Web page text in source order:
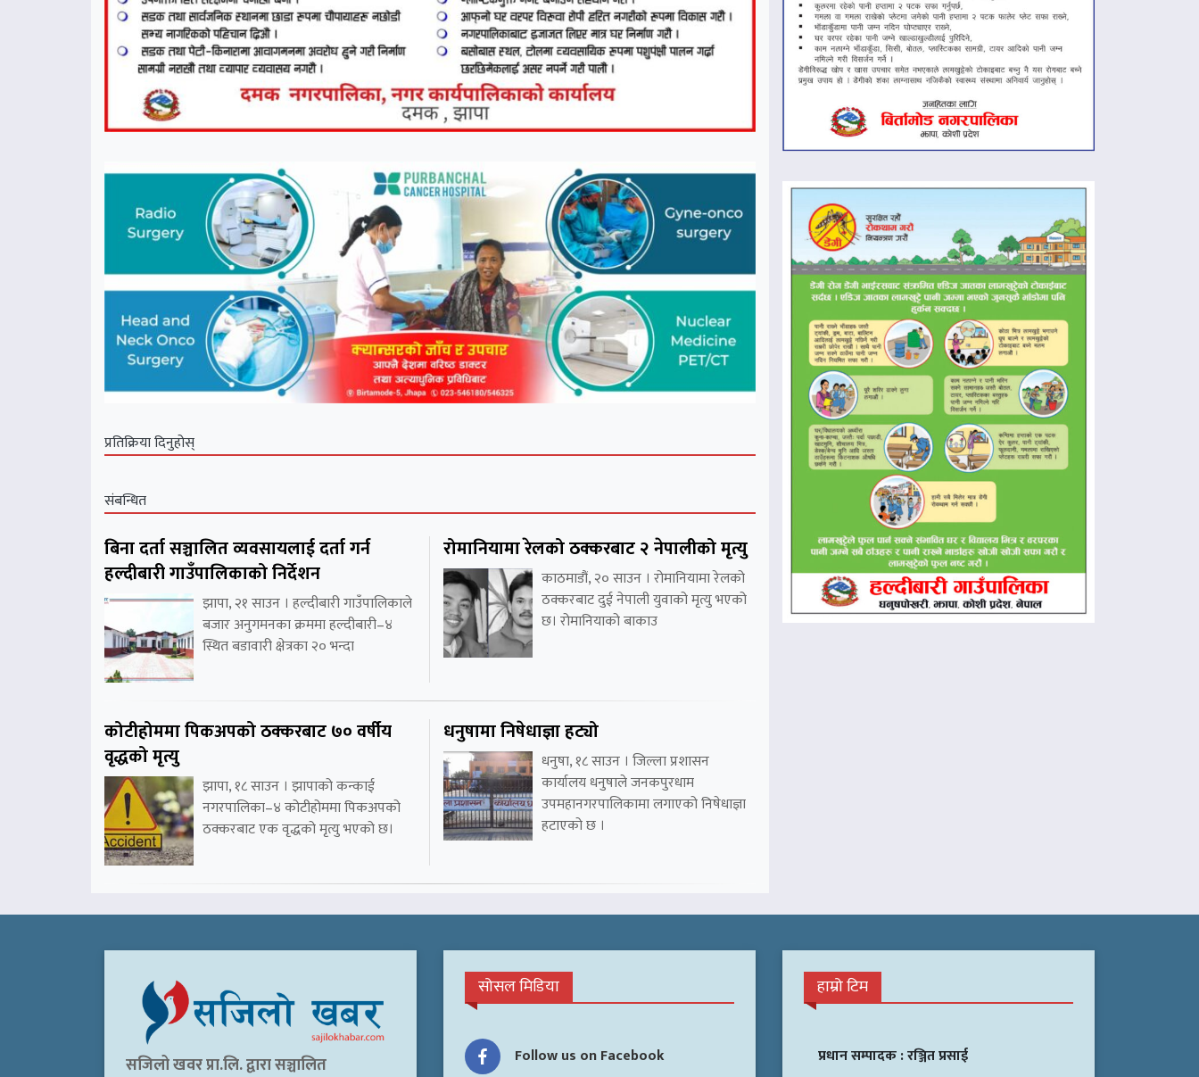
प्रतिक्रिया दिनुहोस्
संबन्धित
बिना दर्ता सञ्चालित व्यवसायलाई दर्ता गर्न
हल्दीबारी गाउँपालिकाको निर्देशन
झापा, २१ साउन । हल्दीबारी गाउँपालिकाले
बजार अनुगमनका क्रममा हल्दीबारी–४
स्थित बडावारी क्षेत्रका २० भन्दा
रोमानियामा रेलको ठक्करबाट २ नेपालीको मृत्यु
काठमाडौं, २० साउन । रोमानियामा रेलको
ठक्करबाट दुई नेपाली युवाको मृत्यु भएको
छ। रोमानियाको बाकाउ
कोटीहोममा पिकअपको ठक्करबाट ७० वर्षीय
वृद्धको मृत्यु
झापा, १८ साउन । झापाको कन्काई
नगरपालिका–४ कोटीहोममा पिकअपको
ठक्करबाट एक वृद्धको मृत्यु भएको छ।
धनुषामा निषेधाज्ञा हट्यो
धनुषा, १८ साउन । जिल्ला प्रशासन
कार्यालय धनुषाले जनकपुरधाम
उपमहानगरपालिकामा लगाएको निषेधाज्ञा
हटाएको छ ।
सजिलो खवर प्रा.लि. द्वारा सञ्चालित
सोसल मिडिया
Follow us on Facebook
हाम्रो टिम
प्रधान सम्पादक :रञ्जित प्रसाई